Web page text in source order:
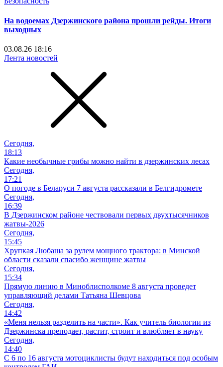
На водоемах Дзержинского района прошли рейды. Итоги
выходных
03.08.26 18:16
Лента новостей
Сегодня,
18:13
Какие необычные грибы можно найти в дзержинских лесах
Сегодня,
17:21
О погоде в Беларуси 7 августа рассказали в Белгидромете
Сегодня,
16:39
В Дзержинском районе чествовали первых двухтысячников
жатвы-2026
Сегодня,
15:45
Хрупкая Любаша за рулем мощного трактора: в Минской
области сказали спасибо женщине жатвы
Сегодня,
15:34
Прямую линию в Миноблисполкоме 8 августа проведет
управляющий делами Татьяна Шевцова
Сегодня,
14:42
«Меня нельзя разделить на части». Как учитель биологии из
Дзержинска преподает, растит, строит и влюбляет в науку
Сегодня,
14:40
С 6 по 16 августа мотоциклисты будут находиться под особым